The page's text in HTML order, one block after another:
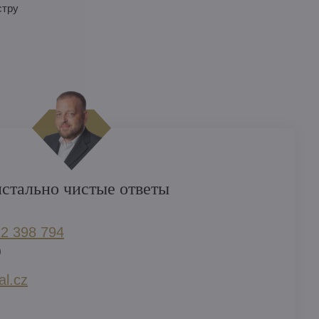
чистые ответы
398 794​